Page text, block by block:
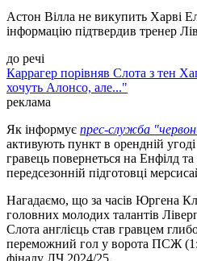
Астон Вілла не викупить Харві
інформацію підтвердив тренер
до речі
Каррагер порівняв Слота з тен
хочуть Алонсо, але..."
реклама
Як інформує прес-служба
активують пункт в орендній
гравець повернеться на Енфілд та
передсезонній підготовці
Нагадаємо, що за часів Юргена
головних молодих талантів
Слота англієць став гравцем
переможний гол у ворота ПСЖ